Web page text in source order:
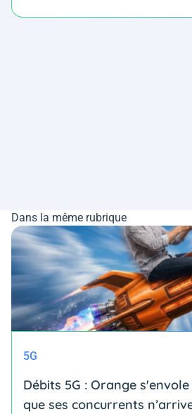
Dans la même rubrique
5G
Débits 5G : Orange
que ses concurrents